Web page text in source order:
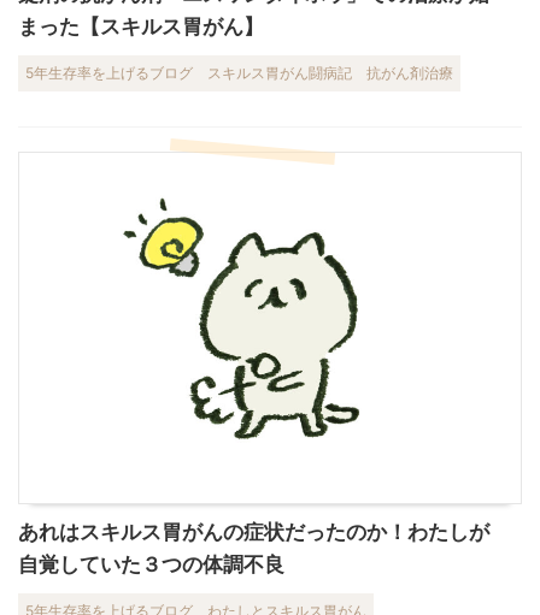
まった【スキルス胃がん】
5年生存率を上げるブログ スキルス胃がん闘病記 抗がん剤治療
あれはスキルス胃がんの症状だったのか！わたしが
自覚していた３つの体調不良
5年生存率を上げるブログ わたしとスキルス胃がん